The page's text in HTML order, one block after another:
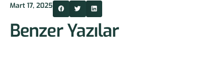
Mart 17, 2025
Benzer Yazılar